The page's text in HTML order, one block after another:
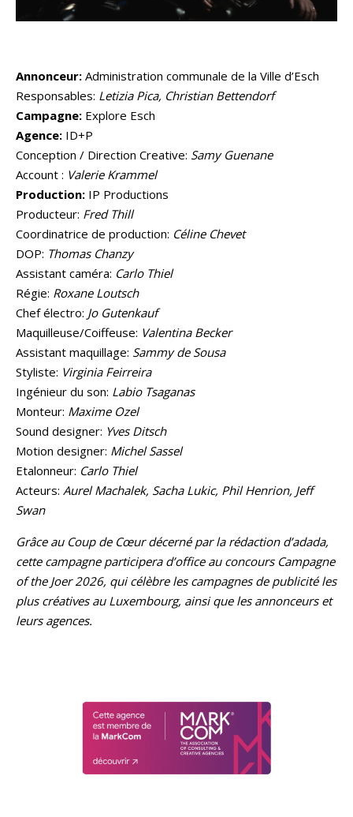
Annonceur: Administration communale de la Ville d’Esch
Responsables: Letizia Pica, Christian Bettendorf
Campagne: Explore Esch
Agence: ID+P
Conception / Direction Creative: Samy Guenane
Account : Valerie Krammel
Production: IP Productions
Producteur: Fred Thill
Coordinatrice de production: Céline Chevet
DOP: Thomas Chanzy
Assistant caméra: Carlo Thiel
Régie: Roxane Loutsch
Chef électro: Jo Gutenkauf
Maquilleuse/Coiffeuse: Valentina Becker
Assistant maquillage: Sammy de Sousa
Styliste: Virginia Feirreira
Ingénieur du son: Labio Tsaganas
Monteur: Maxime Ozel
Sound designer: Yves Ditsch
Motion designer: Michel Sassel
Etalonneur: Carlo Thiel
Acteurs: Aurel Machalek, Sacha Lukic, Phil Henrion, Jeff
Swan
Grâce au Coup de Cœur décerné par la rédaction d’adada,
cette campagne participera d’office au concours Campagne
of the Joer 2026, qui célèbre les campagnes de publicité les
plus créatives au Luxembourg, ainsi que les annonceurs et
leurs agences.